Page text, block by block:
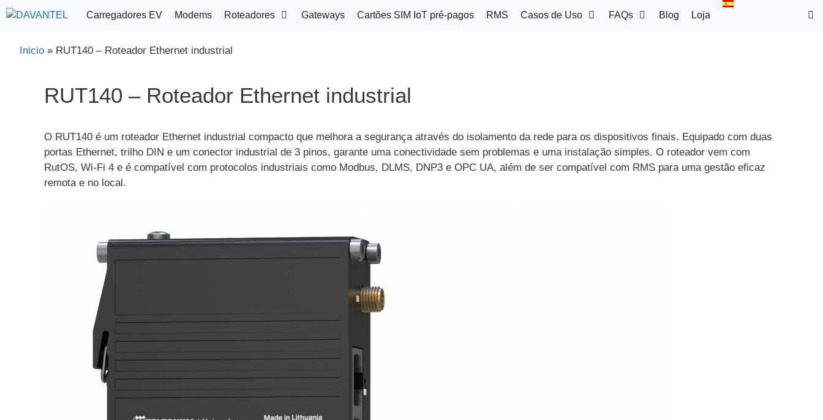
Saltar
para
conteúdo
Carregadores EV Modems Roteadores Gateways Cartões SIM IoT pré-pagos RMS Casos de Uso FAQs Blog Loja
Inicio » RUT140 – Roteador Ethernet industrial
RUT140 – Roteador Ethernet industrial
O RUT140 é um roteador Ethernet industrial compacto que melhora a segurança através do isolamento da rede para os dispositivos finais. Equipado com duas
portas Ethernet, trilho DIN e um conector industrial de 3 pinos, garante uma conectividade sem problemas e uma instalação simples. O roteador vem com
RutOS, Wi-Fi 4 e é compatível com protocolos industriais como Modbus, DLMS, DNP3 e OPC UA, além de ser compatível com RMS para uma gestão eficaz
remota e no local.